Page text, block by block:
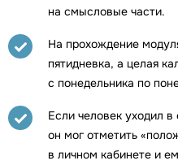
на смысловые части.
На прохождение
пятидневка, а целая
с понедельника по
Если человек уходил
он мог отметить
в личном кабинете и